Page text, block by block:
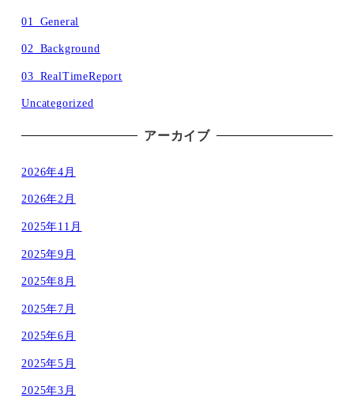
01_General
02_Background
03_RealTimeReport
Uncategorized
アーカイブ
2026年4月
2026年2月
2025年11月
2025年9月
2025年8月
2025年7月
2025年6月
2025年5月
2025年3月